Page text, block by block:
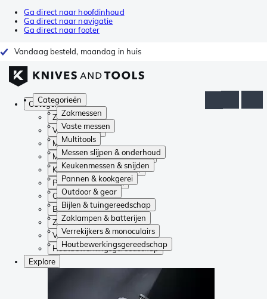
Ga direct naar hoofdinhoud
Ga direct naar navigatie
Ga direct naar footer
Vandaag besteld, maandag in huis
Categorieën
Zakmessen
Vaste messen
Multitools
Messen slijpen & onderhoud
Keukenmessen & snijden
Pannen & kookgerei
Outdoor & gear
Bijlen & tuingereedschap
Zaklampen & batterijen
Verrekijkers & monoculairs
Houtbewerkingsgereedschap
Categorieën
Zakmessen
Vaste messen
Multitools
Messen slijpen & onderhoud
Keukenmessen & snijden
Pannen & kookgerei
Outdoor & gear
Bijlen & tuingereedschap
Zaklampen & batterijen
Verrekijkers & monoculairs
Houtbewerkingsgereedschap
Explore